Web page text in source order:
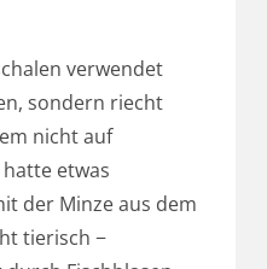
verwendet
sondern riecht
nicht auf
hatte etwas
der Minze aus dem
tierisch −